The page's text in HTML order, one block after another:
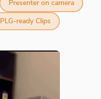
Presenter on camera
PLG-ready Clips